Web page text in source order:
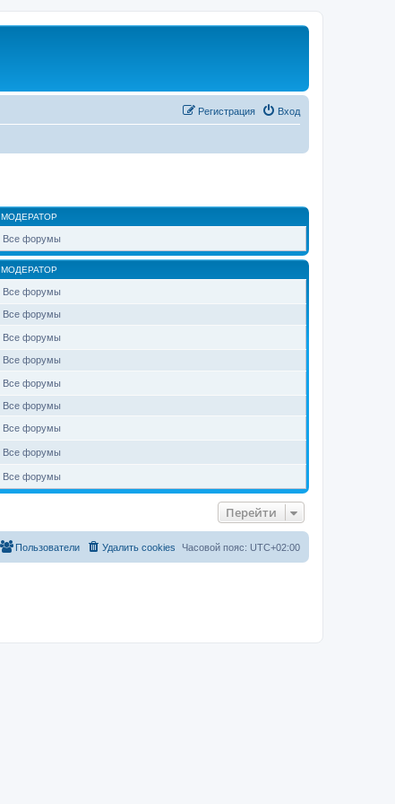
Вход
Регистрация
МОДЕРАТОР
Все форумы
МОДЕРАТОР
Все форумы
Все форумы
Все форумы
Все форумы
Все форумы
Все форумы
Все форумы
Все форумы
Все форумы
Перейти
Часовой пояс: UTC+02:00
Удалить cookies
Пользователи